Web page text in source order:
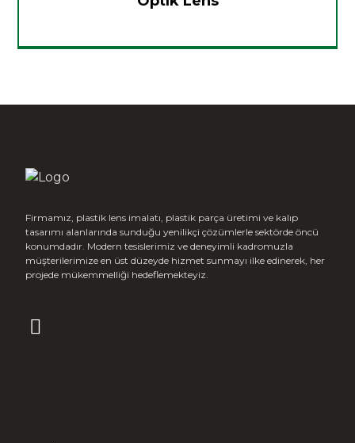
Firmamız, plastik lens imalatı, plastik parça üretimi ve kalıp
tasarımı alanlarında sunduğu yenilikçi çözümlerle sektörde öncü
konumdadır. Modern tesislerimiz ve deneyimli kadromuzla
müşterilerimize en üst düzeyde hizmet sunmayı ilke edinerek, her
projede mükemmelliği hedeflemekteyiz.